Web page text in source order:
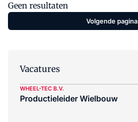
Geen resultaten
Volgende pagina
Vacatures
WHEEL-TEC B.V.
Productieleider Wielbouw